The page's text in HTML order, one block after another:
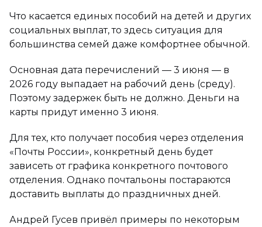
Что касается единых пособий на детей и других
социальных выплат, то здесь ситуация для
большинства семей даже комфортнее обычной.
Основная дата перечислений — 3 июня — в
2026 году выпадает на рабочий день (среду).
Поэтому задержек быть не должно. Деньги на
карты придут именно 3 июня.
Для тех, кто получает пособия через отделения
«Почты России», конкретный день будет
зависеть от графика конкретного почтового
отделения. Однако почтальоны постараются
доставить выплаты до праздничных дней.
Андрей Гусев привёл примеры по некоторым